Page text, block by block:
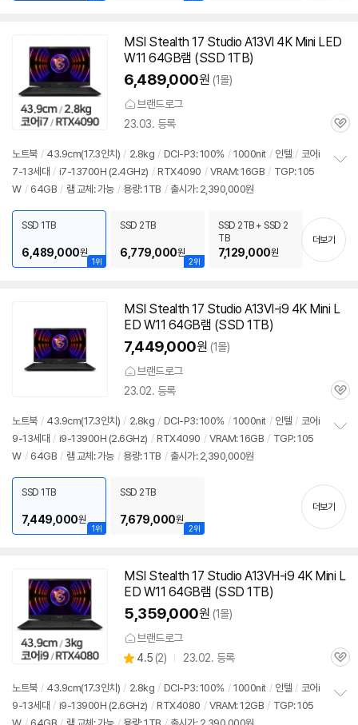
MSI Stealth 17 Studio A13VI 4K Mini LED
W11 64GB램 (SSD 1TB)
6,489,000원 (1몰)
브랜드로그
23.03. 등록
관
노트북 / 43.9cm(17.3인치) / 2.8kg / DCI-P3: 100% / 1000nit / 인텔 / 코어i
7-13세대 / i7-13700H (2.4GHz) / RTX4090 / VRAM: 16GB / TGP: 105
W / 64GB / 램 교체: 가능 / 용량: 1TB / 출시가: 2,390,000원
기
1위
SSD 1TB
6,489,000원
2위
SSD 2TB
6,779,000원
SSD 2TB + SSD 2
TB
7,129,000원
더보기
MSI Stealth 17 Studio A13VI-i9 4K Mini L
ED W11 64GB램 (SSD 1TB)
7,449,000원 (1몰)
브랜드로그
23.02. 등록
관
노트북 / 43.9cm(17.3인치) / 2.8kg / DCI-P3: 100% / 1000nit / 인텔 / 코어i
9-13세대 / i9-13900H (2.6GHz) / RTX4090 / VRAM: 16GB / TGP: 105
W / 64GB / 램 교체: 가능 / 용량: 1TB / 출시가: 2,390,000원
기
1위
SSD 1TB
7,449,000원
2위
SSD 2TB
7,679,000원
더보기
MSI Stealth 17 Studio A13VH-i9 4K Mini L
ED W11 64GB램 (SSD 1TB)
5,359,000원 (1몰)
브랜드로그
별
점
4.5 (상
리
뷰
2) 23.02. 등록
관
노트북 / 43.9cm(17.3인치) / 2.8kg / DCI-P3: 100% / 1000nit / 인텔 / 코어i
9-13세대 / i9-13900H (2.6GHz) / RTX4080 / VRAM: 12GB / TGP: 105